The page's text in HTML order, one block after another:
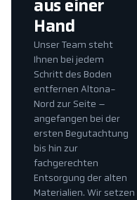
aus einer
Hand
Unser Team steht
Ihnen bei jedem
Schritt des Boden
entfernen Altona-
Nord zur Seite –
angefangen bei der
ersten Begutachtung
bis hin zur
fachgerechten
Entsorgung der alten
Materialien. Wir setzen